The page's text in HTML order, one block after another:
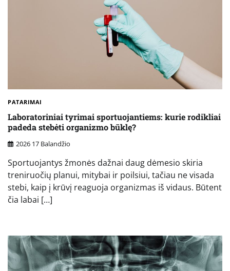
PATARIMAI
Laboratoriniai tyrimai sportuojantiems: kurie rodikliai
padeda stebėti organizmo būklę?
2026 17 Balandžio
Sportuojantys žmonės dažnai daug dėmesio skiria
treniruočių planui, mitybai ir poilsiui, tačiau ne visada
stebi, kaip į krūvį reaguoja organizmas iš vidaus. Būtent
čia labai […]